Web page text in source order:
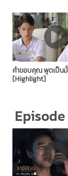
คำขอบคุณ พูดเป็น
[Highlight]
Episode